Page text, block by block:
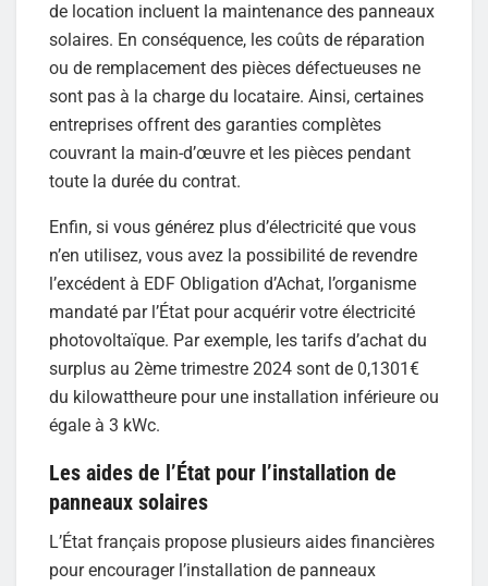
de location incluent la maintenance des panneaux
solaires. En conséquence, les coûts de réparation
ou de remplacement des pièces défectueuses ne
sont pas à la charge du locataire. Ainsi, certaines
entreprises offrent des garanties complètes
couvrant la main-d’œuvre et les pièces pendant
toute la durée du contrat.
Enfin, si vous générez plus d’électricité que vous
n’en utilisez, vous avez la possibilité de revendre
l’excédent à EDF Obligation d’Achat, l’organisme
mandaté par l’État pour acquérir votre électricité
photovoltaïque. Par exemple, les tarifs d’achat du
surplus au 2ème trimestre 2024 sont de 0,1301€
du kilowattheure pour une installation inférieure ou
égale à 3 kWc.
Les aides de l’État pour l’installation de
panneaux solaires
L’État français propose plusieurs aides financières
pour encourager l’installation de panneaux